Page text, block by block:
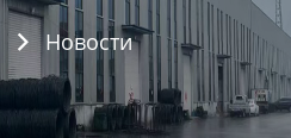
 Новости